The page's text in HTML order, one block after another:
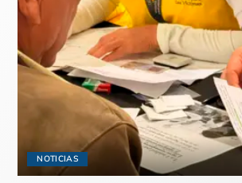
NOTICIAS